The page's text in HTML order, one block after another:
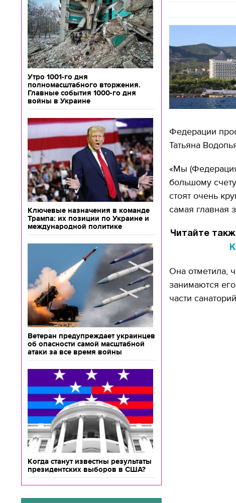
Утро 1001-го дня
полномасштабного вторжения.
Главные события 1000-го дня
войны в Украине
Ключевые назначения в команде
Трампа: их позиции по Украине и
международной политике
Ветеран предупреждает украинцев
об опасности самой масштабной
атаки за все время войны
Когда станут известны результаты
президентских выборов в США?
Федерации
Татьяна
«Мы
большому
стоят очень
самая главная
Читайте
Она отметила,
занимаются
части